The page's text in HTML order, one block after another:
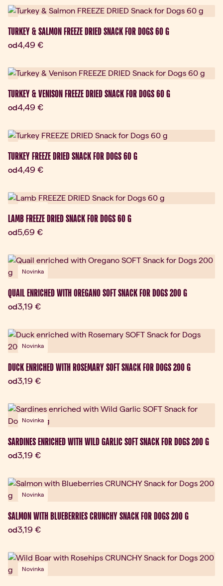
TURKEY & SALMON FREEZE DRIED SNACK FOR DOGS 60 G
odAktuálna cena:
4,49 €
TURKEY & VENISON FREEZE DRIED SNACK FOR DOGS 60 G
odAktuálna cena:
4,49 €
TURKEY FREEZE DRIED SNACK FOR DOGS 60 G
odAktuálna cena:
4,49 €
LAMB FREEZE DRIED SNACK FOR DOGS 60 G
odAktuálna cena:
5,69 €
Novinka
QUAIL ENRICHED WITH OREGANO SOFT SNACK FOR DOGS 200 G
odAktuálna cena:
3,19 €
Novinka
DUCK ENRICHED WITH ROSEMARY SOFT SNACK FOR DOGS 200 G
odAktuálna cena:
3,19 €
Novinka
SARDINES ENRICHED WITH WILD GARLIC SOFT SNACK FOR DOGS 200 G
odAktuálna cena:
3,19 €
Novinka
SALMON WITH BLUEBERRIES CRUNCHY SNACK FOR DOGS 200 G
odAktuálna cena:
3,19 €
Novinka